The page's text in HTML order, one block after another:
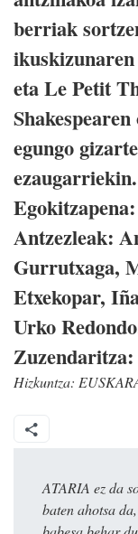
berriak
eta Le Petit
egungo
ezaugarriekin.
Antzezleak:
Gurrutxaga,
Etxekopar,
Urko
Hizkuntza:
ATARIA ez da
baten ahotsa